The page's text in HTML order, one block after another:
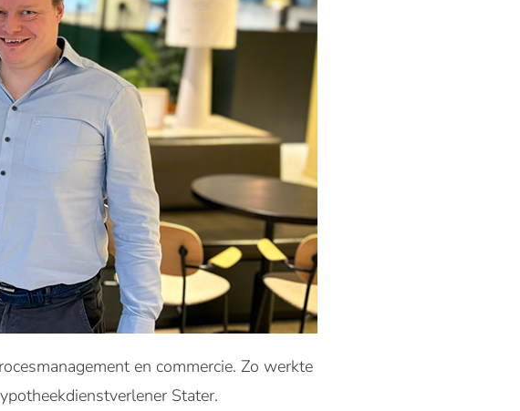
en commercie. Zo werkte
Stater.